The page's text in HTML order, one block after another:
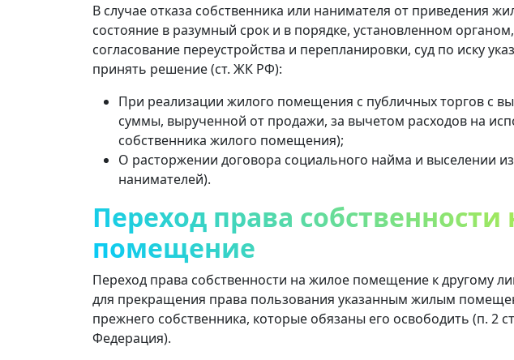
В случае отказа собственника или нанимателя от приведения
состояние в разумный срок и в порядке, установленном
согласование переустройства и перепланировки, суд по иску
принять решение (ст. ЖК РФ):
При реализации жилого помещения с публичных торгов с
суммы, вырученной от продажи, за вычетом расходов на
собственника жилого помещения);
О расторжении договора социального найма и выселении
нанимателей).
Переход права
помещение
Переход права собственности на жилое помещение к другому
для прекращения права пользования указанным жилым
прежнего собственника, которые обязаны его освободить (п. 2
Федерация).